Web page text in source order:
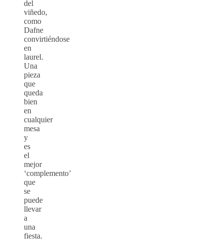
del
viñedo,
como
Dafne
convirtiéndose
en
laurel.
Una
pieza
que
queda
bien
en
cualquier
mesa
y
es
el
mejor
‘complemento’
que
se
puede
llevar
a
una
fiesta.